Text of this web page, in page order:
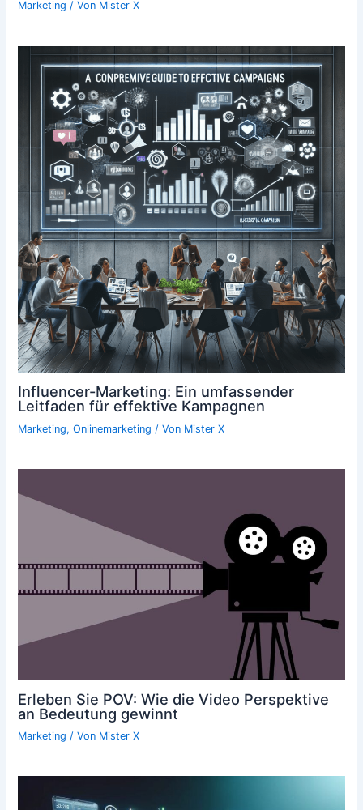
Marketing / Von Mister X
Influencer-Marketing: Ein umfassender
Leitfaden für effektive Kampagnen
Marketing,Onlinemarketing / Von Mister X
Erleben Sie POV: Wie die Video Perspektive
an Bedeutung gewinnt
Marketing / Von Mister X